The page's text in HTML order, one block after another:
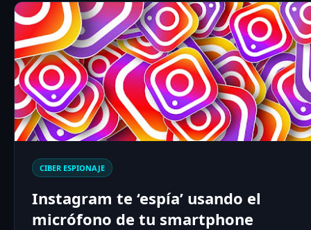
CIBER ESPIONAJE
Instagram te ‘espía’ usando el
micrófono de tu smartphone